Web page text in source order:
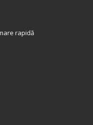
rapidă